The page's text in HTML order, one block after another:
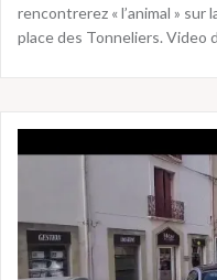
rencontrerez « l’animal » sur
place des Tonneliers. Video